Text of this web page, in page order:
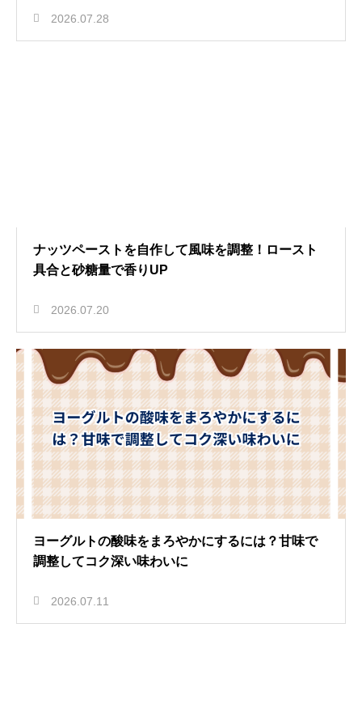
2026.07.28
ナッツペーストを自作して風味を調整！ロースト
具合と砂糖量で香りUP
2026.07.20
ヨーグルトの酸味をまろやかにするには？甘味で
調整してコク深い味わいに
2026.07.11